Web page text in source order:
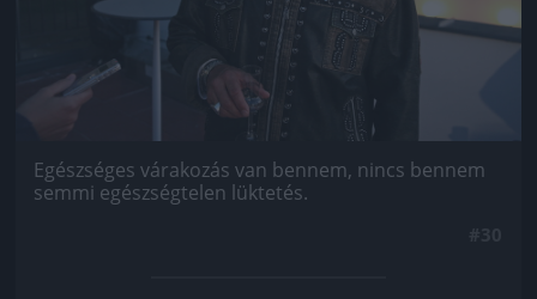
Egészséges várakozás van bennem, nincs bennem
semmi egészségtelen lüktetés.